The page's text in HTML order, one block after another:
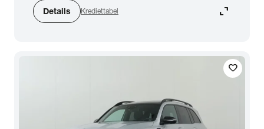
Details Krediettabel expand_content
favorite